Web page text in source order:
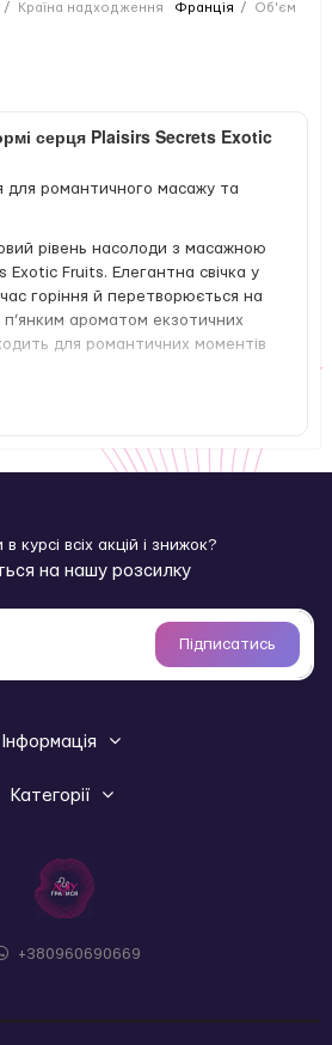
Країна надходження Франція
Об'єм
серця Plaisirs Secrets Exotic
для романтичного масажу та
рівень насолоди з масажною
Exotic Fruits. Елегантна свічка у
горіння й перетворюється на
ароматом екзотичних
для романтичних моментів
на шкіру, зволожує, робить її
світло й солодкий аромат
атмосферу, яка спонукає
фруктів
на теплу масажну олію
побачень
ефекту (нейтральна дія)
курсі всіх акцій і знижок?
на нашу розсилку
Підписатись
Інформація
Категорії
+380960690669